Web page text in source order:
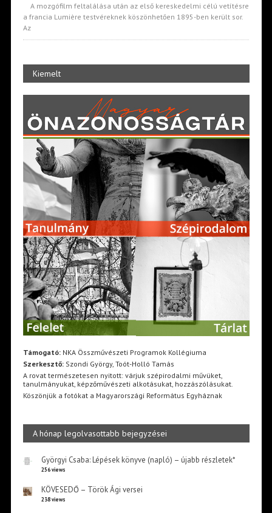
A mozgófilm feltalálása után az első kereskedelmi célú vetítésre
a francia Lumière testvéreknek köszönhetően 1895-ben került sor.
Az
Kiemelt
Támogató:NKA Összművészeti Programok Kollégiuma
Szerkesztő:Szondi György, Toót-Holló Tamás
A rovat természetesen nyitott: várjuk szépirodalmi művüket,
tanulmányukat, képzőművészeti alkotásukat, hozzászólásukat.
Köszönjük a fotókat a Magyarországi Református Egyháznak
A hónap legolvasottabb bejegyzései
Györgyi Csaba: Lépések könyve (napló) – újabb részletek*
256 views
KÖVESEDŐ – Török Ági versei
238 views